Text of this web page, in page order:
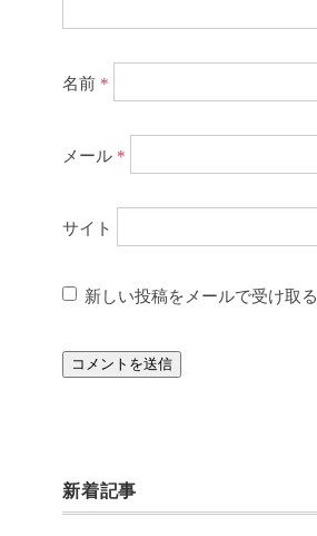
名前 *
メール *
サイト
新しい投稿をメールで受け取る
新着記事